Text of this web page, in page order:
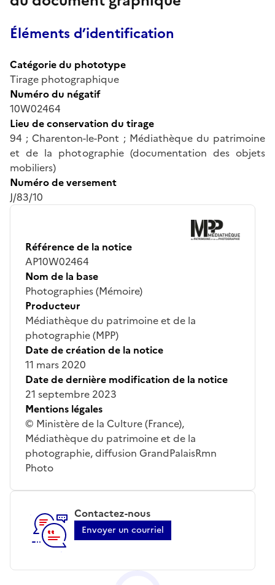
Éléments d’identification
Catégorie du phototype
Tirage photographique
Numéro du négatif
10W02464
Lieu de conservation du tirage
94 ; Charenton-le-Pont ; Médiathèque du patrimoine
et de la photographie (documentation des objets
mobiliers)
Numéro de versement
J/83/10
Référence de la notice
AP10W02464
Nom de la base
Photographies (Mémoire)
Producteur
Médiathèque du patrimoine et de la
photographie (MPP)
Date de création de la notice
11 mars 2020
Date de dernière modification de la notice
21 septembre 2023
Mentions légales
© Ministère de la Culture (France),
Médiathèque du patrimoine et de la
photographie, diffusion GrandPalaisRmn
Photo
Contactez-nous
Envoyer un courriel